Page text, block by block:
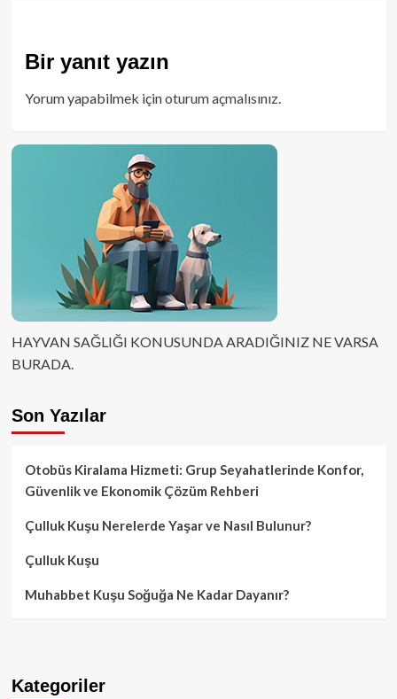
Bir yanıt yazın
Yorum yapabilmek içinoturum açmalısınız.
HAYVAN SAĞLIĞI KONUSUNDA ARADIĞINIZ NE VARSA
BURADA.
Son Yazılar
Otobüs Kiralama Hizmeti: Grup Seyahatlerinde Konfor,
Güvenlik ve Ekonomik Çözüm Rehberi
Çulluk Kuşu Nerelerde Yaşar ve Nasıl Bulunur?
Çulluk Kuşu
Muhabbet Kuşu Soğuğa Ne Kadar Dayanır?
Kategoriler